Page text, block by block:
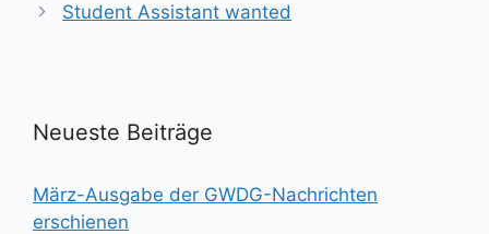
Student Assistant wanted
Neueste Beiträge
März-Ausgabe der GWDG-Nachrichten
erschienen